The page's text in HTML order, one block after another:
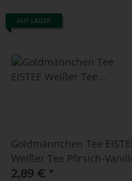
AUF LAGER
Goldmännchen Tee
Weißer Tee Pfirsich-
20 Tassenbeutel
2,89 € *